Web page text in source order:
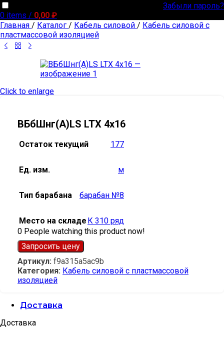
Забыли пароль?
0 items / 0,00 ₽
Главная / Каталог / Кабель силовой / Кабель силовой с
пластмассовой изоляцией
Click to enlarge
ВБбШнг(А)LS LTX 4х16
Остаток текущий 177
Ед. изм. м
Тип барабана барабан №8
Место на складе К 310 ряд
0 People watching this product now!
Запросить цену
Артикул: f9a315a5ac9b
Категория: Кабель силовой с пластмассовой
изоляцией
Доставка
Доставка